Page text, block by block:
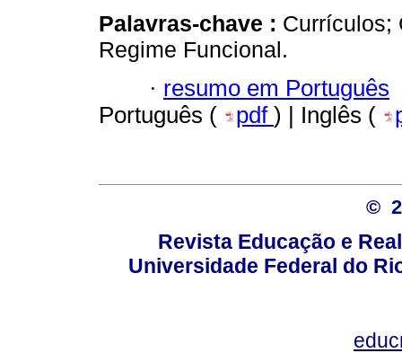
Palavras-chave : Currículos;
Regime Funcional.
· resumo em Português
Português (
pdf ) | Inglês (
©
Revista Educação e
Universidade Federal do